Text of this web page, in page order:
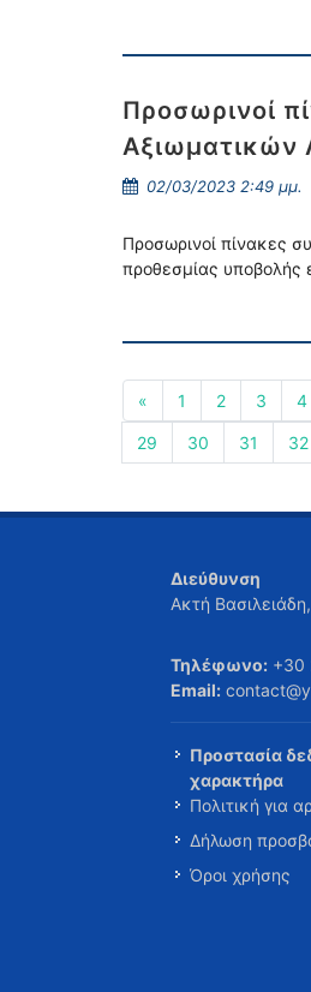
Προσωρινοί
Αξιωματικών
02/03/2023 2:49 μμ.
Προσωρινοί πίνακες
προθεσμίας υποβολής
« 1 2 3 4
29 30 31 32
Διεύθυνση
Ακτή
Τηλέφωνο: +30
Email:
Προστασία
χαρακτήρα
Πολιτική για
Δήλωση
Όροι χρήσης